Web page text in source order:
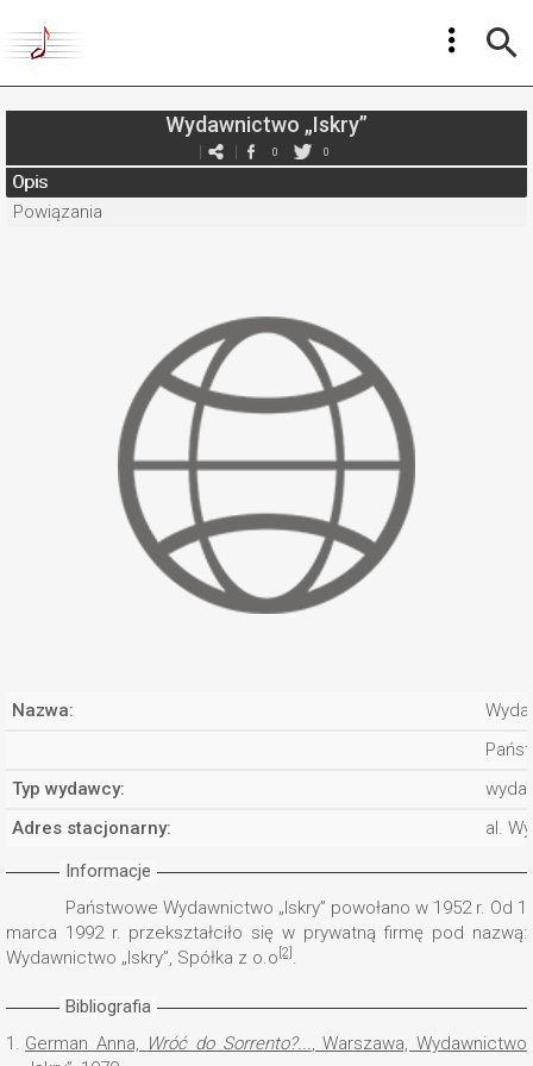
Wydawnictwo „Iskry”
0 0
Opis
Powiązania
Nazwa:
Typ wydawcy:
Adres stacjonarny:
al.
Informacje
Państwowe Wydawnictwo „Iskry” powołano w 1952 r. Od 1
marca 1992 r. przekształciło się w prywatną firmę pod nazwą:
Wydawnictwo „Iskry”, Spółka z o.o [2] .
Bibliografia
1. German Anna, Wróć do Sorrento?..., Warszawa, Wydawnictwo